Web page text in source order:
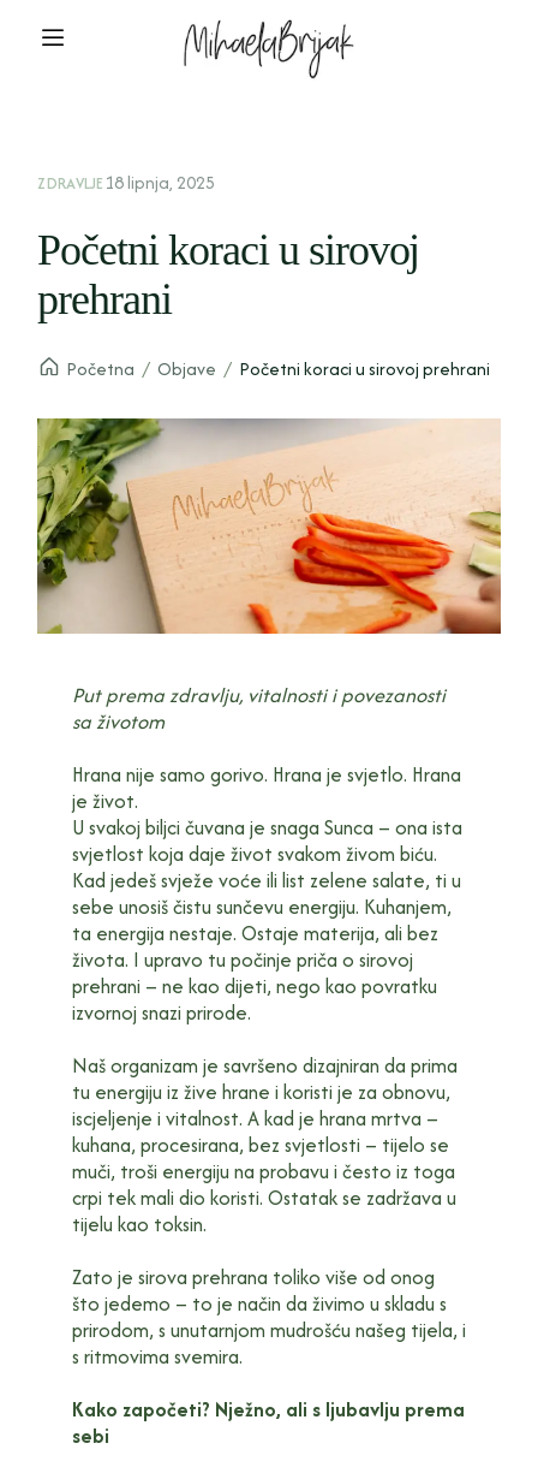
ZDRAVLJE 18 lipnja, 2025
Početni koraci u sirovoj
prehrani
Početna / Objave / Početni koraci u sirovoj prehrani
Put prema zdravlju, vitalnosti i povezanosti
sa životom
Hrana nije samo gorivo. Hrana je svjetlo. Hrana
je život.
U svakoj biljci čuvana je snaga Sunca – ona ista
svjetlost koja daje život svakom živom biću.
Kad jedeš svježe voće ili list zelene salate, ti u
sebe unosiš čistu sunčevu energiju. Kuhanjem,
ta energija nestaje. Ostaje materija, ali bez
života. I upravo tu počinje priča o sirovoj
prehrani – ne kao dijeti, nego kao povratku
izvornoj snazi prirode.
Naš organizam je savršeno dizajniran da prima
tu energiju iz žive hrane i koristi je za obnovu,
iscjeljenje i vitalnost. A kad je hrana mrtva –
kuhana, procesirana, bez svjetlosti – tijelo se
muči, troši energiju na probavu i često iz toga
crpi tek mali dio koristi. Ostatak se zadržava u
tijelu kao toksin.
Zato je sirova prehrana toliko više od onog
što jedemo – to je način da živimo u skladu s
prirodom, s unutarnjom mudrošću našeg tijela, i
s ritmovima svemira.
Kako započeti? Nježno, ali s ljubavlju prema
sebi